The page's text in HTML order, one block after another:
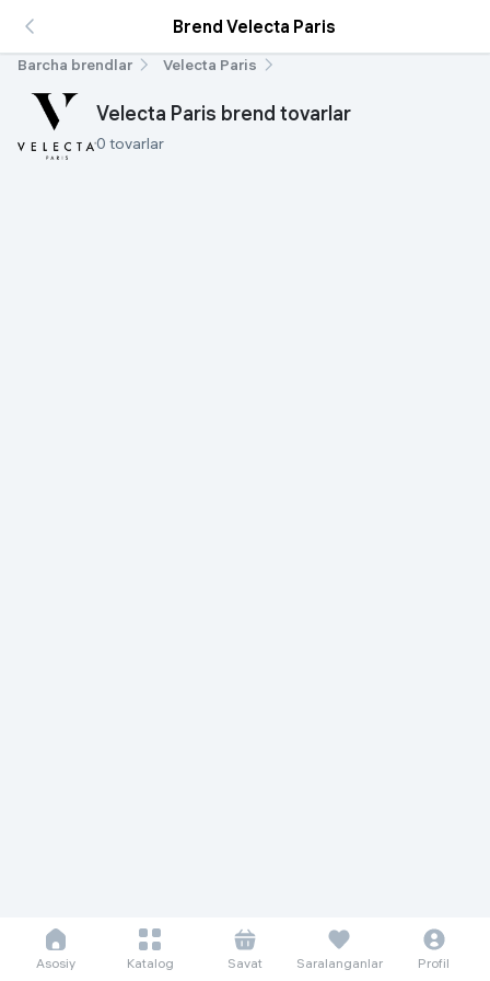
Brend Velecta Paris
Barcha brendlar Velecta Paris
Velecta Paris brend tovarlar
0 tovarlar
Asosiy Katalog Savat Saralanganlar Profil